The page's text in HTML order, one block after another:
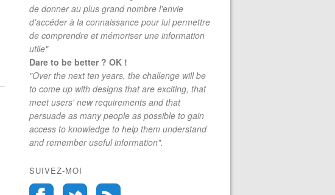
de donner au plus grand nombre l'envie
d'accéder à la connaissance pour lui permettre
de comprendre et mémoriser une information
utile"
Dare to be better ? OK !
"Over the next ten years, the challenge will be
to come up with designs that are exciting, that
meet users' new requirements and that
persuade as many people as possible to gain
access to knowledge to help them understand
and remember useful information".
SUIVEZ-MOI